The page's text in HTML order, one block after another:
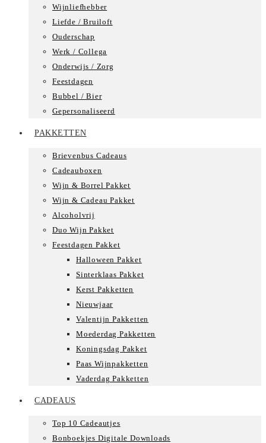
Wijnliefhebber
Liefde / Bruiloft
Ouderschap
Werk / Collega
Onderwijs / Zorg
Feestdagen
Bubbel / Bier
Gepersonaliseerd
PAKKETTEN
Brievenbus Cadeaus
Cadeauboxen
Wijn & Borrel Pakket
Wijn & Cadeau Pakket
Alcoholvrij
Duo Wijn Pakket
Feestdagen Pakket
Halloween Pakket
Sinterklaas Pakket
Kerst Pakketten
Nieuwjaar
Valentijn Pakketten
Moederdag Pakketten
Koningsdag Pakket
Paas Wijnpakketten
Vaderdag Pakketten
CADEAUS
Top 10 Cadeautjes
Bonboekjes Digitale Downloads